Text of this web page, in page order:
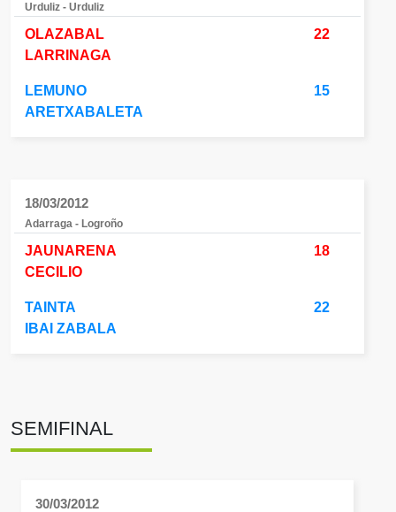
Urduliz - Urduliz
OLAZABAL
LARRINAGA
22
LEMUNO
ARETXABALETA
15
18/03/2012
Adarraga - Logroño
JAUNARENA
CECILIO
18
TAINTA
IBAI ZABALA
22
SEMIFINAL
30/03/2012